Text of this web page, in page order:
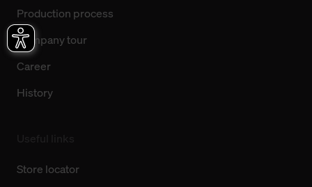
Production process
Company tour
Career
History
Store locator